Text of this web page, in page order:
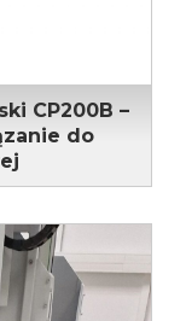
CP200B –
do